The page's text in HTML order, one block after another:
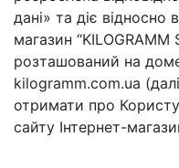
дані» та діє відносно
магазин “KILOGRAMM
розташований на
kilogramm.com.ua
отримати про
сайту Інтернет-